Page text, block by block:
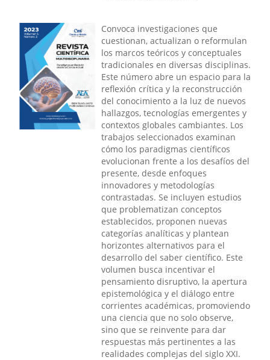
Convoca investigaciones que
cuestionan, actualizan o reformulan
los marcos teóricos y conceptuales
tradicionales en diversas disciplinas.
Este número abre un espacio para la
reflexión crítica y la reconstrucción
del conocimiento a la luz de nuevos
hallazgos, tecnologías emergentes y
contextos globales cambiantes. Los
trabajos seleccionados examinan
cómo los paradigmas científicos
evolucionan frente a los desafíos del
presente, desde enfoques
innovadores y metodologías
contrastadas. Se incluyen estudios
que problematizan conceptos
establecidos, proponen nuevas
categorías analíticas y plantean
horizontes alternativos para el
desarrollo del saber científico. Este
volumen busca incentivar el
pensamiento disruptivo, la apertura
epistemológica y el diálogo entre
corrientes académicas, promoviendo
una ciencia que no solo observe,
sino que se reinvente para dar
respuestas más pertinentes a las
realidades complejas del siglo XXI.